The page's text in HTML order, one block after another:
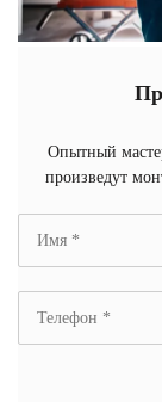
Опытный
произведут